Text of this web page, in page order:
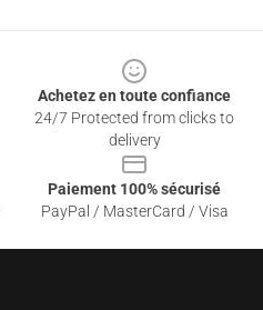
Achetez en toute confiance
24/7 Protected from clicks to
delivery
Paiement 100% sécurisé
PayPal / MasterCard / Visa